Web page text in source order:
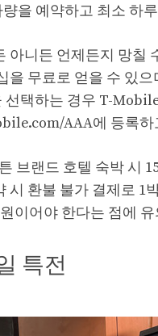
을 예약하고 최소 하
아니든 언제든지 망
을 무료로 얻을 수 있
택하는 경우 T-
AAA에 등록
브랜드 호텔 숙박 시
시 환불 불가 결제로 1
이어야 한다는 점에
특전